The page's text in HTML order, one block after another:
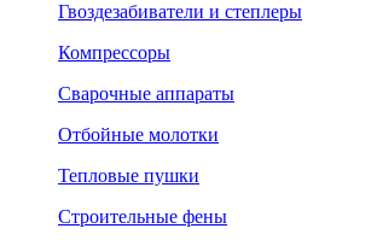
Гвоздезабиватели и степлеры
Компрессоры
Сварочные аппараты
Отбойные молотки
Тепловые пушки
Строительные фены